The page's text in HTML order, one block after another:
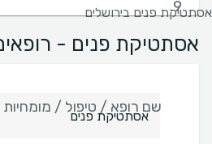
אסתטיקת פנים בירושלים
אסתטיקת פנים -
שם רופא / טיפול / מומחיות